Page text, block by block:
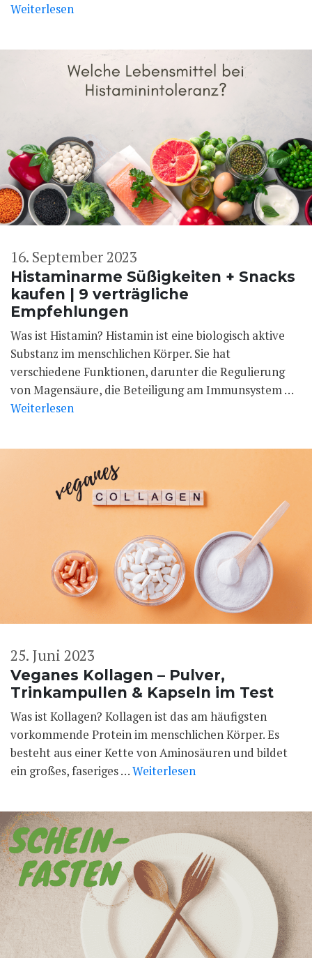
Weiterlesen
Histaminarme Süßigkeiten + Snacks
kaufen | 9 verträgliche
Empfehlungen
16. September 2023
Was ist Histamin? Histamin ist eine biologisch aktive
Substanz im menschlichen Körper. Sie hat
verschiedene Funktionen, darunter die Regulierung
von Magensäure, die Beteiligung am Immunsystem …
Weiterlesen
Veganes Kollagen – Pulver,
Trinkampullen & Kapseln im Test
25. Juni 2023
Was ist Kollagen? Kollagen ist das am häufigsten
vorkommende Protein im menschlichen Körper. Es
besteht aus einer Kette von Aminosäuren und bildet
ein großes, faseriges …Weiterlesen